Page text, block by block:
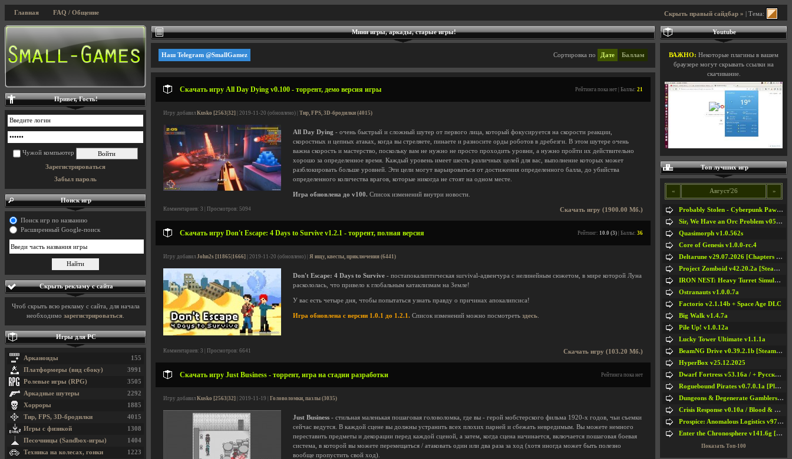
Скрыть правый сайдбар » | Тема:
Главная FAQ / Общение
Мини игры, аркады, старые игры!
Сортировка по Дате Баллам
Наш Telegram @SmallGamez
Скачать игру All Day Dying v0.100 - торрент, демо версия игры Рейтинга пока нет | Баллы: 21
Игру добавил Kusko [2563|32] | 2019-11-20 (обновлено) | Тир, FPS, 3D-бродилки (4015)
All Day Dying - очень быстрый и сложный шутер от первого лица, который фокусируется на скорости реакции,
скоростных и цепных атаках, когда вы стреляете, пинаете и разносите орды роботов в дребезги. В этом шутере очень
важна скорость и мастерство, поскольку вам не нужно не просто проходить уровни, а нужно пройти их действительно
хорошо за определенное время. Каждый уровень имеет шесть различных целей для вас, выполнение которых может
разблокировать больше уровней. Эти цели могут варьироваться от достижения определенного балла, до убийства
определенного количества врагов, которые никогда не стоят на одном месте.
Игра обновлена до v100. Список изменений внутри новости.
Скачать игру (1900.00 Мб.)
Комментариев: 3 | Просмотров: 5094
Скачать игру Don't Escape: 4 Days to Survive v1.2.1 - торрент, полная версия Рейтинг: 10.0 (3) | Баллы: 36
Игру добавил John2s [11865|1666] | 2019-11-20 (обновлено) | Я ищу, квесты, приключения (6441)
Don't Escape: 4 Days to Survive - постапокалиптическая survival-адвенчура с нелинейным сюжетом, в мире которой Луна
раскололась, что привело к глобальным катаклизмам на Земле!
У вас есть четыре дня, чтобы попытаться узнать правду о причинах апокалипсиса!
Игра обновлена с версии 1.0.1 до 1.2.1. Список изменений можно посмотреть здесь
Скачать игру (103.20 Мб.)
Комментариев: 3 | Просмотров: 6641
Скачать игру Just Business - торрент, игра на стадии разработки Рейтинга пока нет
Игру добавил Kusko [2563|32] | 2019-11-19 | Головоломки, пазлы (3035)
Just Business - стильная маленькая пошаговая головоломка, где вы - герой мобстерского фильма 1920-х годов, чьи съемки
сейчас ведутся. В каждой сцене вы должны устранить всех плохих парней и сбежать невредимым. Вы можете немного
переставить предметы и декорации перед каждой сценой, а затем, когда сцена начинается, включается пошаговая боевая
система, в которой вы можете перемещаться / атаковать один или два раза за ход (хотя иногда может быть полезно
вообще пропустить свой ход).
Привет, Гость!
Чужой компьютер
Зарегистрироваться
Забыл пароль
Поиск игр
Поиск игр по названию
Расширенный Google-поиск
Скрыть рекламу с сайта
Чтоб скрыть всю рекламу с сайта, для начала
необходимо зарегистрироваться
Игры для PC
155
Арканоиды
3991
Платформеры (вид сбоку)
3505
Ролевые игры (RPG)
2292
Аркадные шутеры
1885
Хорроры
4015
Тир, FPS, 3D-бродилки
1308
Игры с физикой
1404
Песочницы (Sandbox-игры)
1223
Техника на колесах, гонки
Youtube
ВАЖНО: Некоторые плагины в вашем
браузере могут скрывать ссылки на
скачивание.
Топ лучших игр
« Август'26 »
Probably Stolen - Cyberpunk Pawnshop Simulator v048c [Playtest]
Sir, We Have an Orc Problem v05.08.2026
Quasimorph v1.0.562s
Core of Genesis v1.0.0-rc.4
Deltarune v29.07.2026 [Chapters 1-5] / + RUS [Chapters 1-5]
Project Zomboid v42.20.2a [Steam Early Access]
IRON NEST: Heavy Turret Simulator v1.0a
Ostranauts v1.0.0.7a
Factorio v2.1.14b + Space Age DLC
Big Walk v1.4.7a
Pile Up! v1.0.12a
Lucky Tower Ultimate v1.1.1a
BeamNG Drive v0.39.2.1b [Steam Early Access]
HyperBox v25.12.2025
Dwarf Fortress v53.16a / + Русская Версия v50.12a
Roguebound Pirates v0.7.0.1a [Playtest]
Dungeons & Degenerate Gamblers v2.0.2a
Crisis Response v0.10a / Blood & Bullet
Prospice: Anomalous Logistics v97 [Playtest]
Enter the Chronosphere v141.6g [Steam Early Access]
Показать Топ-100